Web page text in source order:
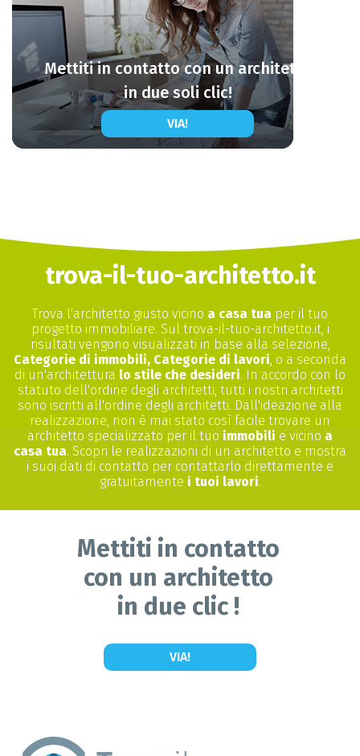
Mettiti in contatto con un architetto
in due soli clic!
VIA!
trova-il-tuo-architetto.it
Trova l'architetto giusto vicino a casa tua per il tuo
progetto immobiliare. Sul trova-il-tuo-architetto.it, i
risultati vengono visualizzati in base alla selezione,
Categorie di immobili, Categorie di lavori, o a seconda
di un'architettura lo stile che desideri. In accordo con lo
statuto dell'ordine degli architetti, tutti i nostri architetti
sono iscritti all'ordine degli architetti. Dall'ideazione alla
realizzazione, non è mai stato così facile trovare un
architetto specializzato per il tuo immobili e vicino a
casa tua. Scopri le realizzazioni di un architetto e mostra
i suoi dati di contatto per contattarlo direttamente e
gratuitamente i tuoi lavori.
Mettiti in contatto
con un architetto
in due clic !
VIA!